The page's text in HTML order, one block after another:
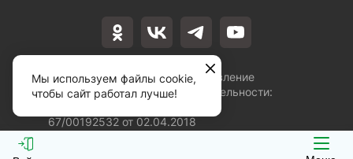
Лицензия на осуществление
образовательной деятельности:
67/00192532 от 02.04.2018
Мы используем файлы cookie,
чтобы сайт работал лучше!